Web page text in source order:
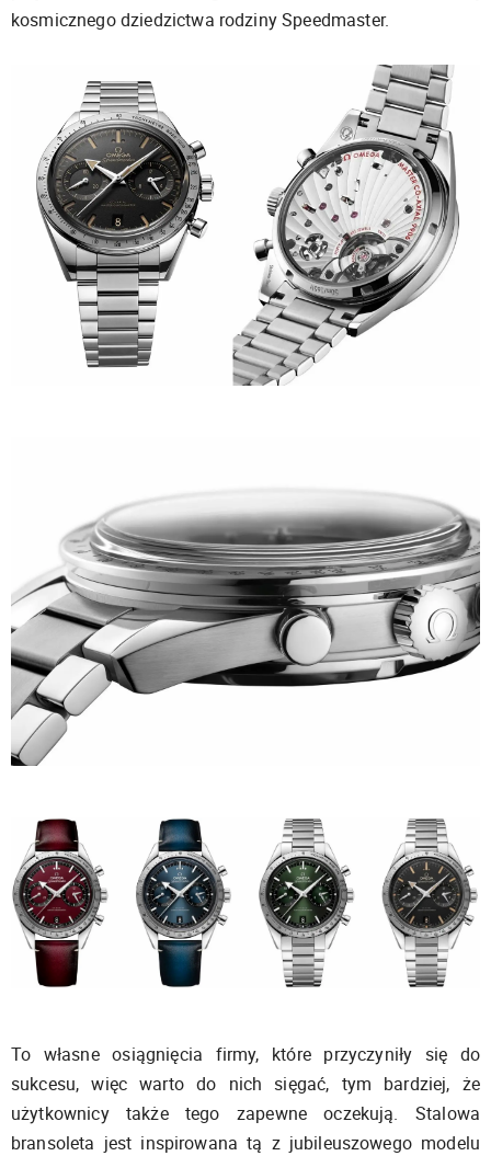
kosmicznego dziedzictwa rodziny Speedmaster.
To własne osiągnięcia firmy, które przyczyniły się do
sukcesu, więc warto do nich sięgać, tym bardziej, że
użytkownicy także tego zapewne oczekują. Stalowa
bransoleta jest inspirowana tą z jubileuszowego modelu